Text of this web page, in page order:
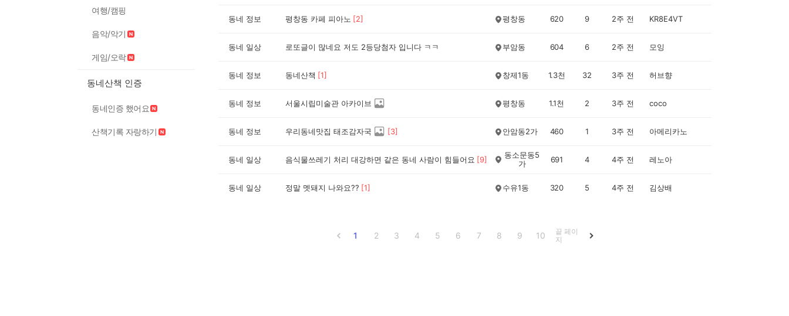
여행/캠핑
음악/악기
게임/오락
동네산책 인증
동네인증 했어요
산책기록 자랑하기
동네 정보 평창동 카페 피아노 [2] 평창동 620 9 2주 전 KR8E4VT
동네 일상 로또글이 많네요 저도 2등당첨자 입니다 ㅋㅋ 부암동 604 6 2주 전 모잉
동네 정보 동네산책 [1] 창제1동 1.3천 32 3주 전 허브향
동네 정보 서울시립미술관 아카이브 평창동 1.1천 2 3주 전 coco
동네 정보 우리동네맛집 태조감자국 [3] 안암동2가 460 1 3주 전 아메리카노
동네 일상 음식물쓰레기 처리 대강하면 같은 동네 사람이 힘들어요 [9]
동소문동5
가
691 4 4주 전 레노아
동네 일상 정말 멧돼지 나와요?? [1] 수유1동 320 5 4주 전 김상배
1 2 3 4 5 6 7 8 9 10
끝 페이
지